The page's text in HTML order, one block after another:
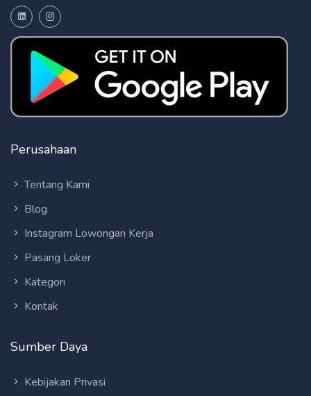
Perusahaan
Tentang Kami
Blog
Instagram Lowongan Kerja
Pasang Loker
Kategori
Kontak
Sumber Daya
Kebijakan Privasi